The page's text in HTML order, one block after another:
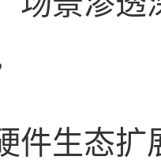
件生态